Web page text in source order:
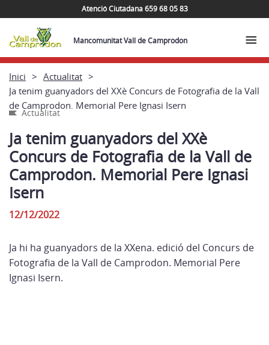
Atenció Ciutadana 659 68 05 83
Mancomunitat Vall de Camprodon
Inici
Actualitat
Ja tenim guanyadors del XXè Concurs de Fotografia de la Vall
de Camprodon. Memorial Pere Ignasi Isern
Actualitat
Ja tenim guanyadors del XXè
Concurs de Fotografia de la Vall de
Camprodon. Memorial Pere Ignasi
Isern
12/12/2022
Ja hi ha guanyadors de la XXena. edició del Concurs de
Fotografia de la Vall de Camprodon. Memorial Pere
Ignasi Isern.